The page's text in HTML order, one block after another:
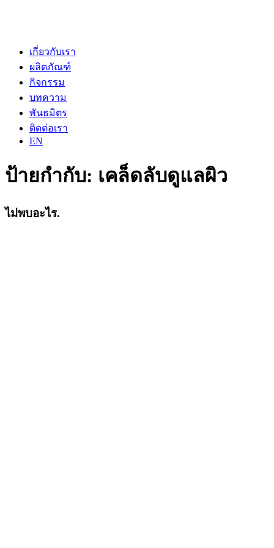
เกี่ยวกับเรา
ผลิตภัณฑ์
กิจกรรม
บทความ
พันธมิตร
ติดต่อเรา
EN
ป้ายกำกับ: เคล็ดลับดูแลผิว
ไม่พบอะไร.